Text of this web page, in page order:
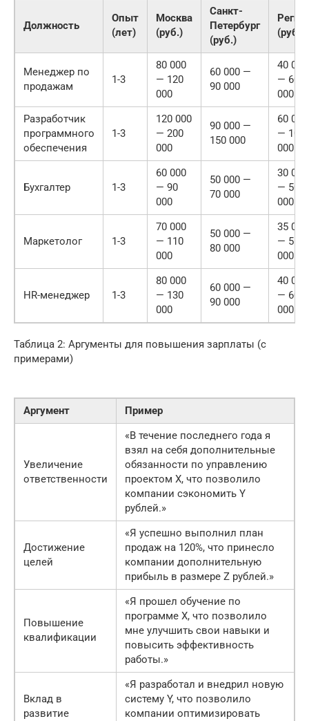
Должность
Опыт
(лет)
Москва
(руб.)
Санкт-
Петербург
(руб.)
(руб.)
Менеджер по
продажам
1-3
80 000
— 120
000
60 000 —
90 000
40 000
— 60
000
Разработчик
программного
обеспечения
1-3
120 000
— 200
000
90 000 —
150 000
60 000
— 100
000
Бухгалтер 1-3
60 000
— 90
000
50 000 —
70 000
30 000
— 50
000
Маркетолог 1-3
70 000
— 110
000
50 000 —
80 000
35 000
— 55
000
HR-менеджер 1-3
80 000
— 130
000
60 000 —
90 000
40 000
— 60
000
Таблица 2: Аргументы для повышения зарплаты (с
примерами)
Аргумент Пример
Увеличение
ответственности
«В течение последнего года я
взял на себя дополнительные
обязанности по управлению
проектом X, что позволило
компании сэкономить Y
рублей.»
Достижение
целей
«Я успешно выполнил план
продаж на 120%, что принесло
компании дополнительную
прибыль в размере Z рублей.»
Повышение
квалификации
«Я прошел обучение по
программе X, что позволило
мне улучшить свои навыки и
повысить эффективность
работы.»
Вклад в
развитие
«Я разработал и внедрил новую
систему Y, что позволило
компании оптимизировать